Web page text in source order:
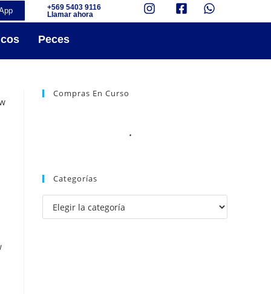
+569 5403 9116
Llamar ahora
Peces
Compras En Curso
Categorías